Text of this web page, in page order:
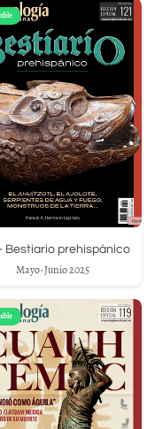
Bestiario prehispánico
Mayo-Junio 2025